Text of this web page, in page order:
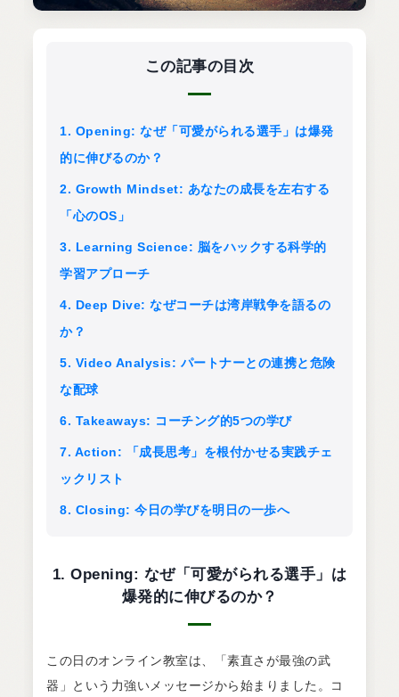
この記事の目次
1. Opening: なぜ「可愛がられる選手」は爆発
的に伸びるのか？
2. Growth Mindset: あなたの成長を左右する
「心のOS」
3. Learning Science: 脳をハックする科学的
学習アプローチ
4. Deep Dive: なぜコーチは湾岸戦争を語るの
か？
5. Video Analysis: パートナーとの連携と危険
な配球
6. Takeaways: コーチング的5つの学び
7. Action: 「成長思考」を根付かせる実践チェ
ックリスト
8. Closing: 今日の学びを明日の一歩へ
1. Opening: なぜ「可愛がられる選手」は
爆発的に伸びるのか？
この日のオンライン教室は、「素直さが最強の武
器」という力強いメッセージから始まりました。コ